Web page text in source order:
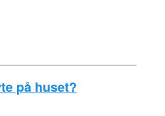
på huset?